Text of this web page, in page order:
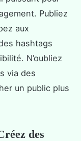
Publiez
aux
hashtags
N’oubliez
via des
un public plus
des